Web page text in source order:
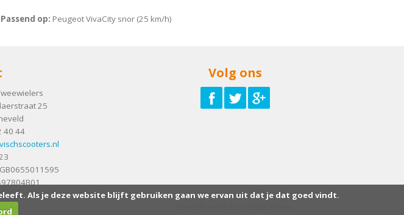
Passend op: Peugeot VivaCity snor (25 km/h)
25
40 44
Volg ons
Als je deze website blijft gebruiken gaan we ervan uit dat je dat goed vindt.